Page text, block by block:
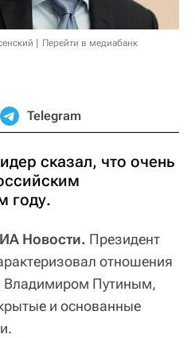
Перейти в медиабанк
Telegram
сказал, что очень
году.
Новости. Президент
отношения
Владимиром Путиным,
и основанные